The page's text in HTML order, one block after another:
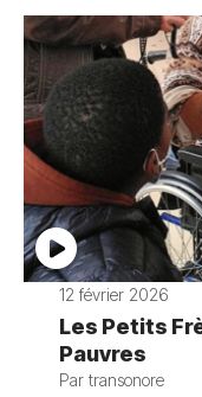
12 février 2026
Les Petits
Pauvres
Par transonore